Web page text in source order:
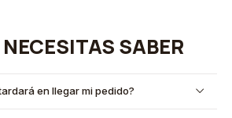
NECESITAS SABER
en llegar mi pedido?